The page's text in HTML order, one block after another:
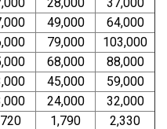
49,000
64,000
79,000
103,000
68,000
88,000
45,000
59,000
24,000
32,000
1,790
2,330